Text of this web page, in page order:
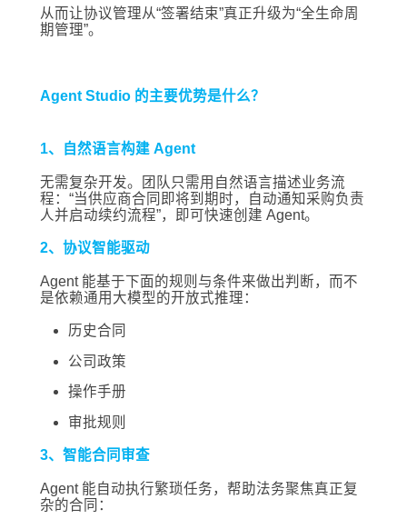
从而让协议管理从“签署结束”真正升级为“全生命周
期管理”。
Agent Studio 的主要优势是什么？
1、自然语言构建 Agent
无需复杂开发。团队只需用自然语言描述业务流
程：“当供应商合同即将到期时，自动通知采购负责
人并启动续约流程”，即可快速创建 Agent。
2、协议智能驱动
Agent 能基于下面的规则与条件来做出判断，而不
是依赖通用大模型的开放式推理：
历史合同
公司政策
操作手册
审批规则
3、智能合同审查
Agent 能自动执行繁琐任务，帮助法务聚焦真正复
杂的合同：